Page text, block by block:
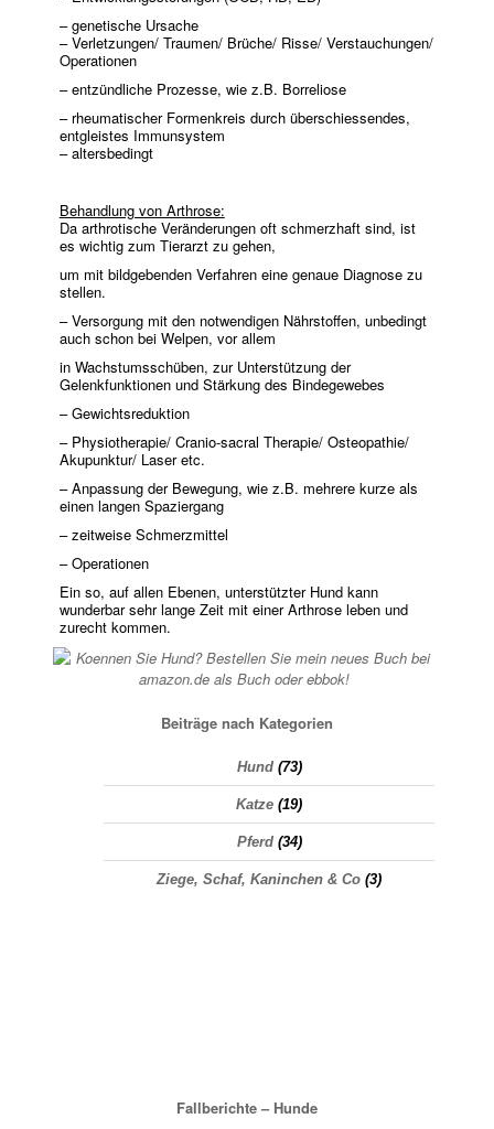
– genetische Ursache
– Verletzungen/ Traumen/ Brüche/ Risse/ Verstauchungen/
Operationen
– entzündliche Prozesse, wie z.B. Borreliose
– rheumatischer Formenkreis durch überschiessendes,
entgleistes Immunsystem
– altersbedingt
Behandlung von Arthrose:
Da arthrotische Veränderungen oft schmerzhaft sind, ist
es wichtig zum Tierarzt zu gehen,
um mit bildgebenden Verfahren eine genaue Diagnose zu
stellen.
– Versorgung mit den notwendigen Nährstoffen, unbedingt
auch schon bei Welpen, vor allem
in Wachstumsschüben, zur Unterstützung der
Gelenkfunktionen und Stärkung des Bindegewebes
– Gewichtsreduktion
– Physiotherapie/ Cranio-sacral Therapie/ Osteopathie/
Akupunktur/ Laser etc.
– Anpassung der Bewegung, wie z.B. mehrere kurze als
einen langen Spaziergang
– zeitweise Schmerzmittel
– Operationen
Ein so, auf allen Ebenen, unterstützter Hund kann
wunderbar sehr lange Zeit mit einer Arthrose leben und
zurecht kommen.
Beiträge nach Kategorien
Hund(73)
Katze (19)
Pferd(34)
Ziege, Schaf, Kaninchen & Co (3)
Fallberichte – Hunde